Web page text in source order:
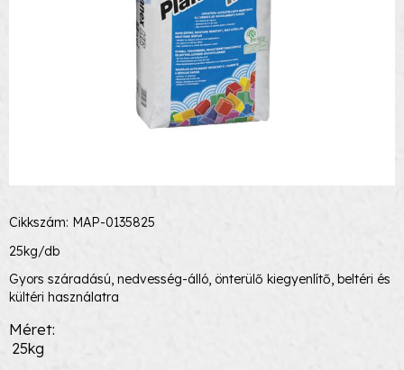
Cikkszám: MAP-0135825
25kg/db
Gyors száradású, nedvesség-álló, önterülő kiegyenlítő, beltéri és
kültéri használatra
Méret
25kg